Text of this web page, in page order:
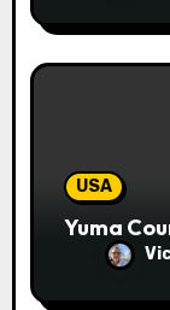
USA
Yuma